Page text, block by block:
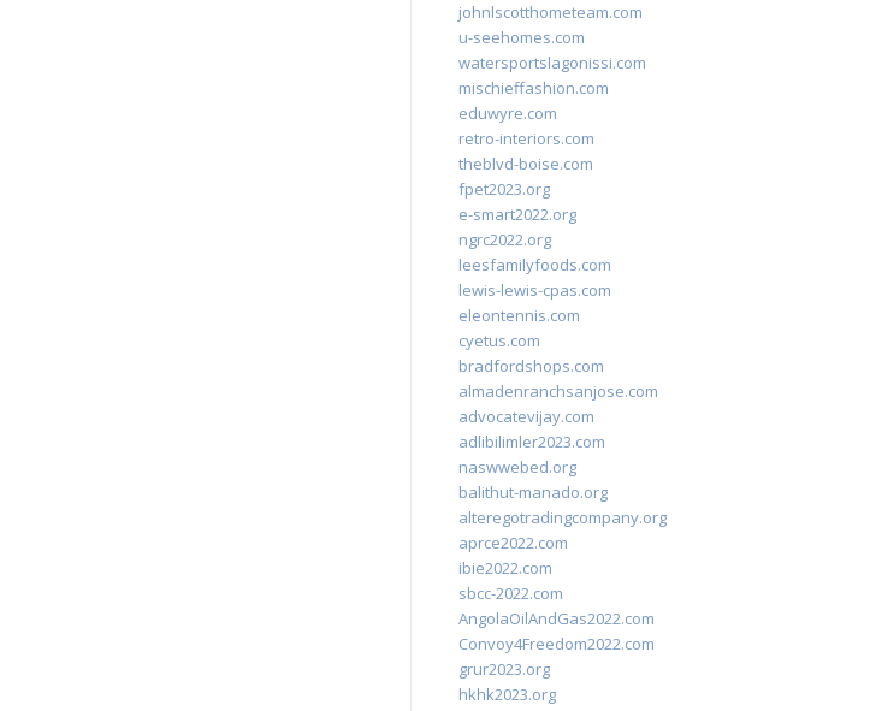
johnlscotthometeam.com
u-seehomes.com
watersportslagonissi.com
mischieffashion.com
eduwyre.com
retro-interiors.com
theblvd-boise.com
fpet2023.org
e-smart2022.org
ngrc2022.org
leesfamilyfoods.com
lewis-lewis-cpas.com
eleontennis.com
cyetus.com
bradfordshops.com
almadenranchsanjose.com
advocatevijay.com
adlibilimler2023.com
naswwebed.org
balithut-manado.org
alteregotradingcompany.org
aprce2022.com
ibie2022.com
sbcc-2022.com
AngolaOilAndGas2022.com
Convoy4Freedom2022.com
grur2023.org
hkhk2023.org